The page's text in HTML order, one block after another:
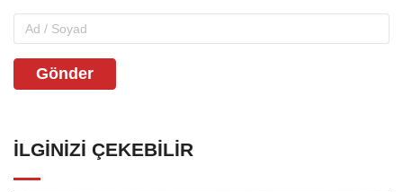
Gönder
İLGINIZI ÇEKEBILIR